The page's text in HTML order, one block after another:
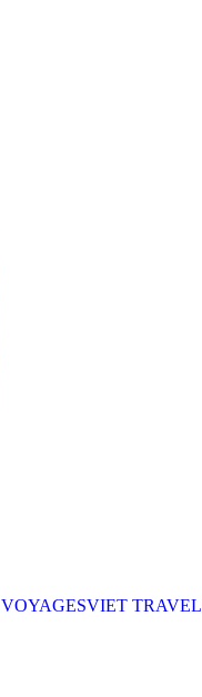
VOYAGESVIET TRAVEL